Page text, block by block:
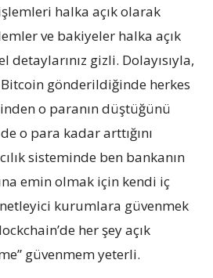
halka açık olarak
ve bakiyeler halka açık
gizli. Dolayısıyla,
gönderildiğinde herkes
o paranın düştüğünü
o para kadar arttığını
sisteminde ben bankanın
emin olmak için kendi iç
kurumlara güvenmek
her şey açık
güvenmem yeterli.